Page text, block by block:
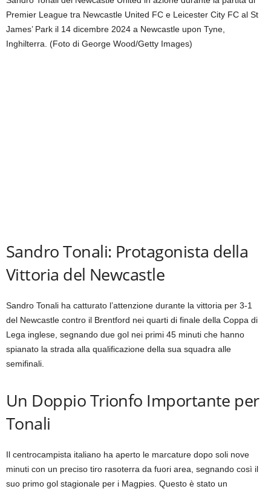
Premier League tra Newcastle United FC e Leicester City FC al St
James’ Park il 14 dicembre 2024 a Newcastle upon Tyne,
Inghilterra. (Foto di George Wood/Getty Images)
Sandro Tonali: Protagonista della
Vittoria del Newcastle
Sandro Tonali ha catturato l’attenzione durante la vittoria per 3-1
del Newcastle contro il Brentford nei quarti di finale della Coppa di
Lega inglese, segnando due gol nei primi 45 minuti che hanno
spianato la strada alla qualificazione della sua squadra alle
semifinali.
Un Doppio Trionfo Importante per
Tonali
Il centrocampista italiano ha aperto le marcature dopo soli nove
minuti con un preciso tiro rasoterra da fuori area, segnando così il
suo primo gol stagionale per i Magpies. Questo è stato un